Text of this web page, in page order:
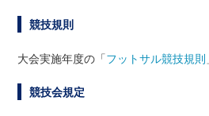
競技規則
大会実施年度の「フットサル競技規則
競技会規定